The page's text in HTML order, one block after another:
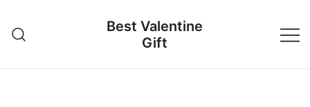
content
Best Valentine
Gift